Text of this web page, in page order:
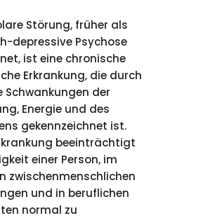
Störung, früher als
depressive Psychose
ist eine chronische
Erkrankung, die durch
Schwankungen der
Energie und des
gekennzeichnet ist.
beeinträchtigt
einer Person, im
zwischenmenschlichen
und in beruflichen
normal zu